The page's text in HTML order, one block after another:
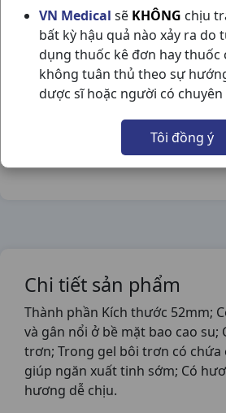
VN Medical sẽ KHÔNG chịu
bất kỳ hậu quả nào xảy ra do
dụng thuốc kê đơn hay thuốc
không tuân thủ theo sự
dược sĩ hoặc người có chuyên
Tôi đồng ý
BCS ROCMEN ĐEN
NSX:Việt Nam
Nhóm hàng:Trang Thiết Bị
Chia sẻ qua mạng xã hội:
Chi tiết sản phẩm
Thành phần Kích thước 52mm;
và gân nổi ở bề mặt bao cao su;
trơn; Trong gel bôi trơn có chứa
giúp ngăn xuất tinh sớm; Có
hương dễ chịu.